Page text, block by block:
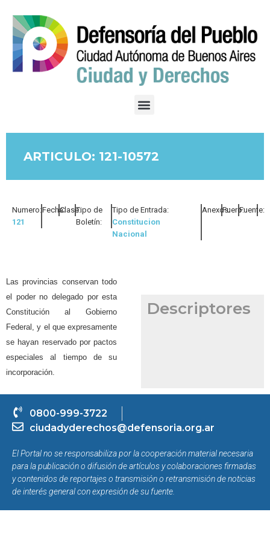
ARTICULO: 121-10572
Numero:
121
Fecha:Clase:Tipo de
Boletín:
Tipo de Entrada:
Constitucion
Nacional
Anexos:Fuero:Fuente:
Las provincias conservan todo
el poder no delegado por esta
Constitución al Gobierno
Federal, y el que expresamente
se hayan reservado por pactos
especiales al tiempo de su
incorporación.
Descriptores
0800-999-3722
ciudadyderechos@defensoria.org.ar
El Portal no se responsabiliza por la cooperación material necesaria
para la publicación o difusión de artículos y colaboraciones firmadas
y contenidos de reportajes o transmisión o retransmisión de noticias
de interés general con expresión de su fuente.